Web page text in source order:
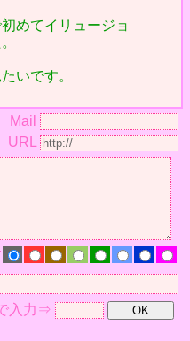
めてイリュージョ
いです。
Mail
URL
入力⇒